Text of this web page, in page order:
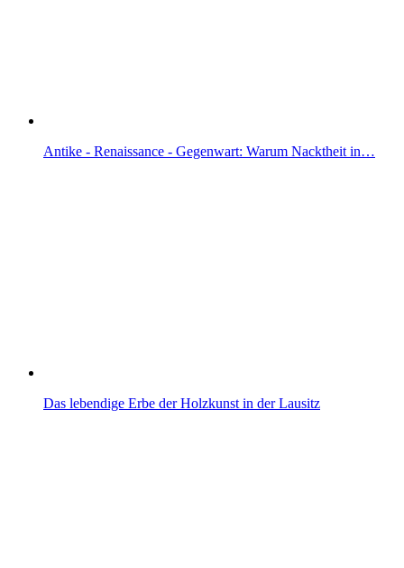
Antike - Renaissance - Gegenwart: Warum Nacktheit in…
Das lebendige Erbe der Holzkunst in der Lausitz